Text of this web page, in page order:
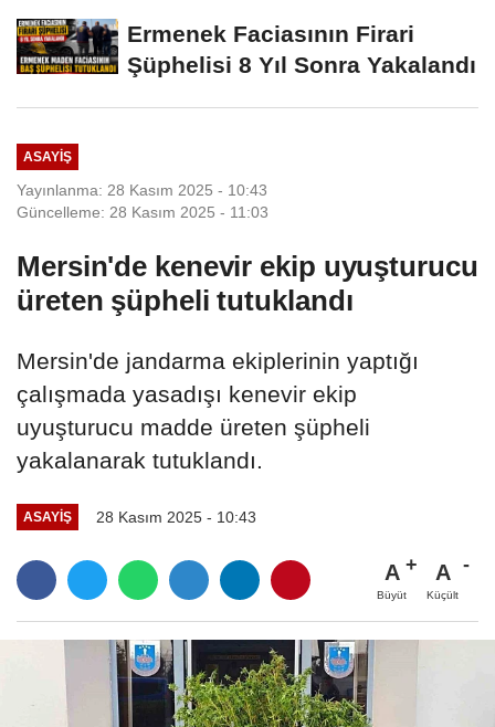
Ermenek Faciasının Firari
Şüphelisi 8 Yıl Sonra Yakalandı
ASAYIŞ
Yayınlanma: 28 Kasım 2025 - 10:43
Güncelleme: 28 Kasım 2025 - 11:03
Mersin'de kenevir ekip uyuşturucu
üreten şüpheli tutuklandı
Mersin'de jandarma ekiplerinin yaptığı
çalışmada yasadışı kenevir ekip
uyuşturucu madde üreten şüpheli
yakalanarak tutuklandı.
ASAYIŞ 28 Kasım 2025 - 10:43
A
Büyüt
A
Küçült